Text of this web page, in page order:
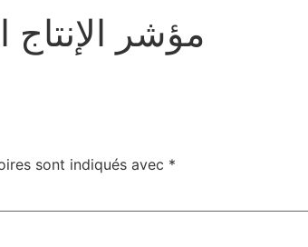
مؤشر الإنتاج
sont indiqués avec *